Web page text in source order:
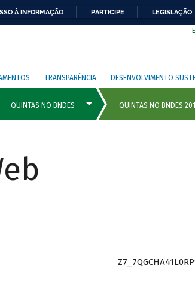
À INFORMAÇÃO PARTICIPE LEGISLAÇÃO
TRANSPARÊNCIA DESENVOLVIMENTO